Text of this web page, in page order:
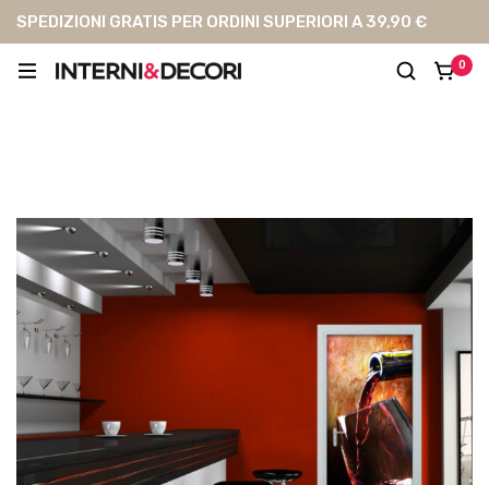
SPEDIZIONI GRATIS PER ORDINI SUPERIORI A 39,90 €
0